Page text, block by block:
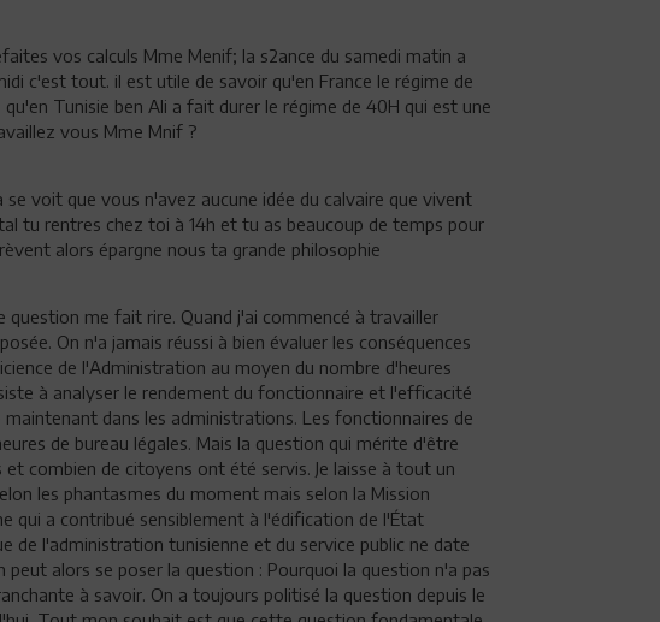
vos calculs Mme Menif; la s2ance du samedi matin a
c'est tout. il est utile de savoir qu'en France le régime de
Tunisie ben Ali a fait durer le régime de 40H qui est une
vous Mme Mnif ?
voit que vous n'avez aucune idée du calvaire que vivent
tu rentres chez toi à 14h et tu as beaucoup de temps pour
alors épargne nous ta grande philosophie
me fait rire. Quand j'ai commencé à travailler
On n'a jamais réussi à bien évaluer les conséquences
de l'Administration au moyen du nombre d'heures
à analyser le rendement du fonctionnaire et l'efficacité
maintenant dans les administrations. Les fonctionnaires de
de bureau légales. Mais la question qui mérite d'être
combien de citoyens ont été servis. Je laisse à tout un
les phantasmes du moment mais selon la Mission
qui a contribué sensiblement à l'édification de l'État
de l'administration tunisienne et du service public ne date
alors se poser la question : Pourquoi la question n'a pas
à savoir. On a toujours politisé la question depuis le